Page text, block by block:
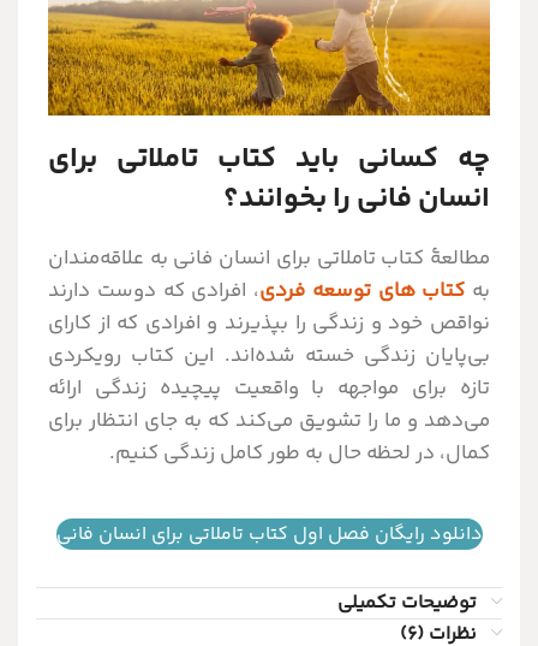
چه کسانی باید کتاب تاملاتی برای
انسان فانی را بخوانند؟
مطالعۀ کتاب تاملاتی برای انسان فانی به علاقه‌مندان
به کتاب های توسعه فردی، افرادی که دوست دارند
نواقص خود و زندگی را بپذیرند و افرادی که از کارای
بی‌پایان زندگی خسته شده‌اند. این کتاب رویکردی
تازه برای مواجهه با واقعیت پیچیده زندگی ارائه
می‌دهد و ما را تشویق می‌کند که به جای انتظار برای
کمال، در لحظه حال به طور کامل زندگی کنیم.
دانلود رایگان فصل اول کتاب تاملاتی برای انسان فانی
توضیحات تکمیلی
نظرات (6)